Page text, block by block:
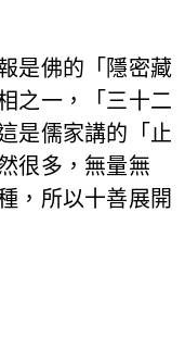
是佛的「隱密藏
之一，「三十二
是儒家講的「止
很多，無量無
，所以十善展開